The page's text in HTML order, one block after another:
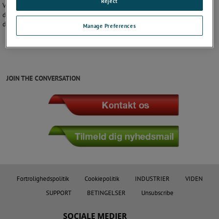
Vi tilbyder et komplet program af instrumenter til kalibrering og
dermed mulighed for den højeste grad af nøjagtighed til føde- og
drikkevare industrien.
JOIN THE CONVERSATION
Fortrolighedspolitik Cookiepolitik INDUSTRIER
VIDEN
SUPPORT
BETINGELSER Unsubscribe
SOCIALE MEDIER
Manage Preferences